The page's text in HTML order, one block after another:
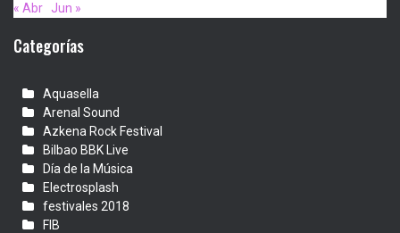
« Abr Jun »
Categorías
Aquasella
Arenal Sound
Azkena Rock Festival
Bilbao BBK Live
Día de la Música
Electrosplash
festivales 2018
FIB